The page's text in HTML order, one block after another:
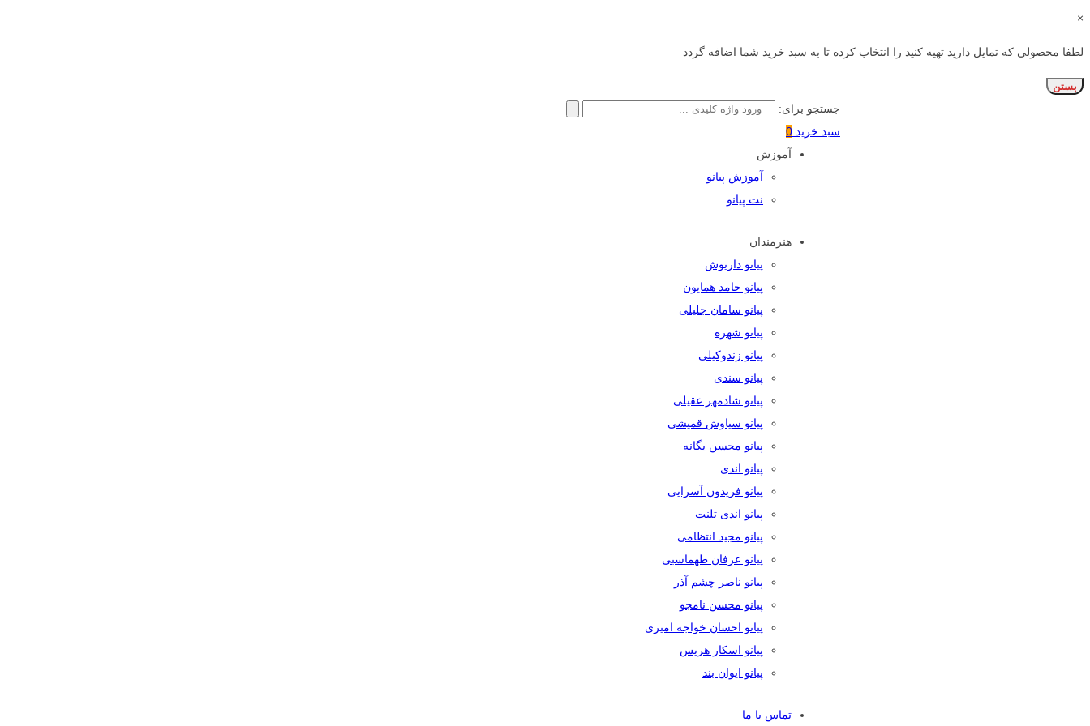
×
لطفا محصولی که تمایل دارید تهیه کنید را انتخاب کرده تا به سبد خرید شما اضافه گردد
بستن
جستجو برای:
سبد خرید 0
آموزش
آموزش پیانو
نت پیانو
هنرمندان
پیانو داریوش
پیانو حامد همایون
پیانو سامان جلیلی
پیانو شهره
پیانو زندوکیلی
پیانو سندی
پیانو شادمهر عقیلی
پیانو سیاوش قمیشی
پیانو محسن یگانه
پیانو اندی
پیانو فریدون آسرایی
پیانو اندی تلنت
پیانو مجید انتظامی
پیانو عرفان طهماسبی
پیانو ناصر چشم آذر
پیانو محسن نامجو
پیانو احسان خواجه امیری
پیانو اسکار هریس
پیانو ایوان بند
تماس با ما